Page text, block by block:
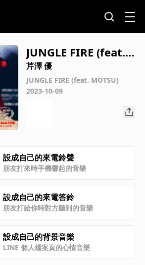
JUNGLE FIRE (feat.
MOTSU) Instrument
al
芹澤 優
JUNGLE FIRE (feat. MOTSU)
2023-10-09
設成自己的來電鈴聲
朋友打來時手機響起的音樂
設成自己的來電答鈴
朋友打給你時對方聽到的音樂
設成自己的背景音樂
LINE 個人檔案頁的心情音樂